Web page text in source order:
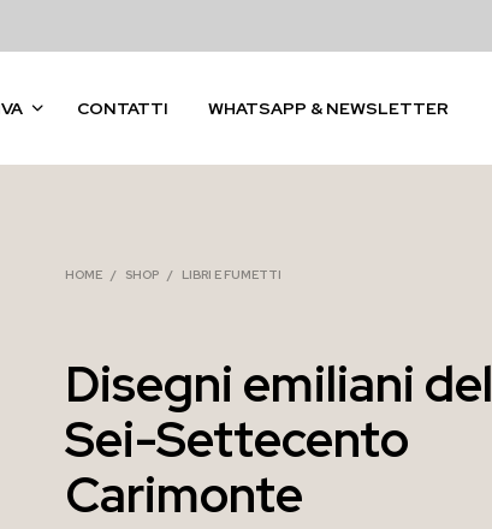
CONTATTI WHATSAPP & NEWSLETTER
HOME / SHOP / LIBRI E FUMETTI
Disegni emiliani del
Sei-Settecento
Carimonte